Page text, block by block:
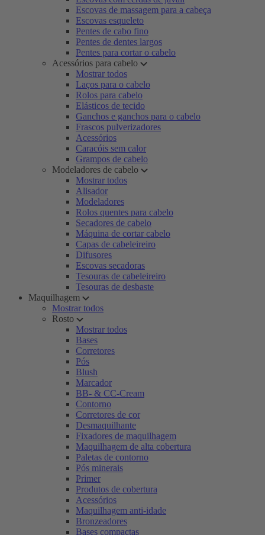
Escovas de massagem para a cabeça
Escovas esqueleto
Pentes de cabo fino
Pentes de dentes largos
Pentes para cortar o cabelo
Acessórios para cabelo
Mostrar todos
Laços para o cabelo
Rolos para cabelo
Elásticos de tecido
Ganchos e ganchos para o cabelo
Frascos pulverizadores
Acessórios
Caracóis sem calor
Grampos de cabelo
Modeladores de cabelo
Mostrar todos
Alisador
Modeladores
Rolos quentes para cabelo
Secadores de cabelo
Máquina de cortar cabelo
Capas de cabeleireiro
Difusores
Escovas secadoras
Tesouras de cabeleireiro
Tesouras de desbaste
Maquilhagem
Mostrar todos
Rosto
Mostrar todos
Bases
Corretores
Pós
Blush
Marcador
BB- & CC-Cream
Contorno
Corretores de cor
Desmaquilhante
Fixadores de maquilhagem
Maquilhagem de alta cobertura
Paletas de contorno
Pós minerais
Primer
Produtos de cobertura
Acessórios
Maquilhagem anti-idade
Bronzeadores
Bases compactas